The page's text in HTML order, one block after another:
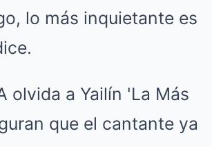
lo más inquietante es